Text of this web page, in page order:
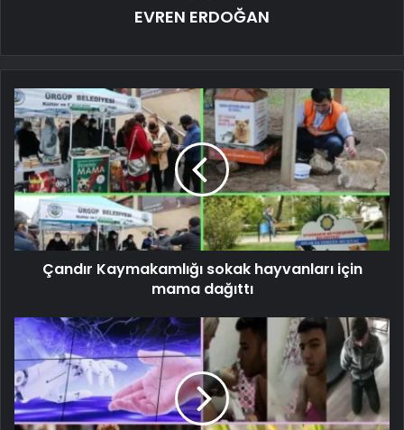
EVREN ERDOĞAN
Çandır Kaymakamlığı sokak hayvanları için
mama dağıttı